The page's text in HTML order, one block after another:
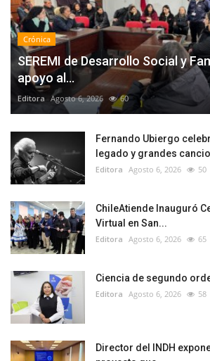
Crónica
SEREMI de Desarrollo Social y
apoyo al...
Editora Agosto 6, 2026 60
Fernando Ubiergo
legado y grandes
Editora Agosto 6, 2026 50
ChileAtiende Inauguró
Virtual en San...
Editora Agosto 6, 2026 65
Ciencia de segundo
Editora Agosto 6, 2026 58
Director del INDH